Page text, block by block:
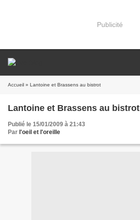
Publicité
Accueil » Lantoine et Brassens au bistrot
Lantoine et Brassens au bistrot
Publié le 15/01/2009 à 21:43
Par l'oeil et l'oreille